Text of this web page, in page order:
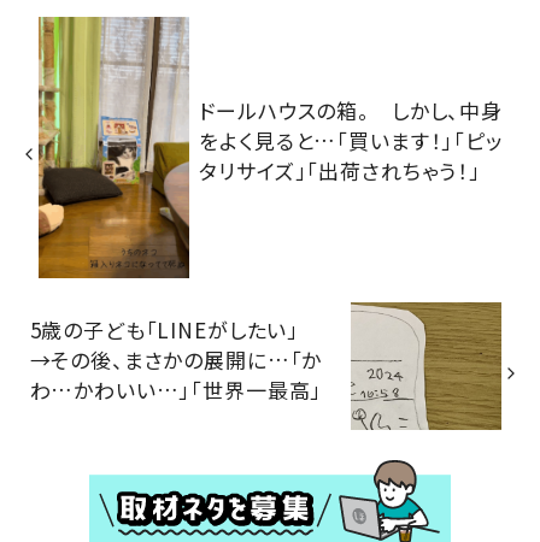
ドールハウスの箱。 しかし、中身
をよく見ると…「買います！」「ピッ
タリサイズ」「出荷されちゃう！」
5歳の子ども「LINEがしたい」
→その後、まさかの展開に…「か
わ…かわいい…」「世界一最高」